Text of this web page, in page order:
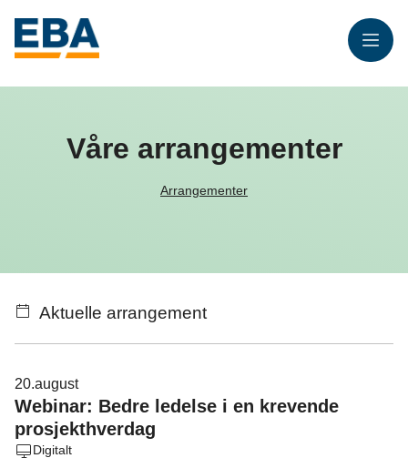
Meny
Våre arrangementer
Arrangementer
Aktuelle arrangement
20.august
Webinar: Bedre ledelse i en krevende
prosjekthverdag
Digitalt